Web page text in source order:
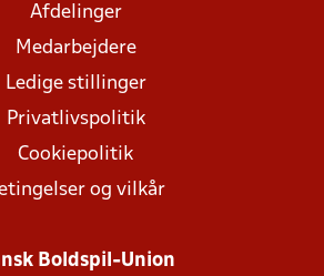
Afdelinger
Medarbejdere
Ledige stillinger
Privatlivspolitik
Cookiepolitik
og vilkår
Boldspil-Union